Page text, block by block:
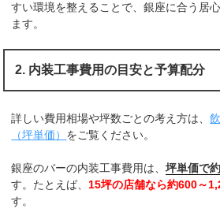
すい環境を整えることで、銀座に合う居
ます。
2. 内装工事費用の目安と予算配分
詳しい費用相場や坪数ごとの考え方は、
（坪単価） をご覧ください。
銀座のバーの内装工事費用は、坪単価で
す。たとえば、 15坪の店舗なら約600～
す。